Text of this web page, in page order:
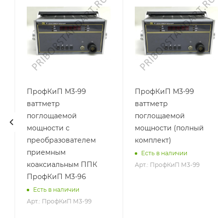
ПрофКиП М3-99
ваттметр
поглощаемой
мощности с
преобразователем
приемным
коаксиальным ППК
ПрофКиП М3-96
Есть в наличии
Арт.: ПрофКиП М3-99
ПрофКиП М3-99
ваттметр
поглощаемой
мощности (полный
комплект)
Есть в наличии
Арт.: ПрофКиП М3-99